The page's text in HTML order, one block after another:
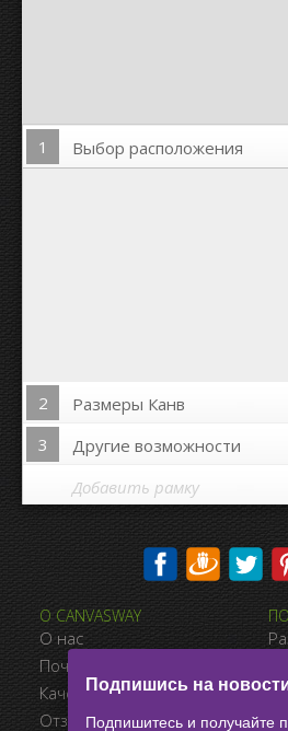
Загрузить
1 Выбор расположения
2
Размеры Канв
3
Другие возможности
Печать на сторонах
Расстояние между
Расстояние до
Добавить рамку
О CANVASWAY
О нас
Почему CanvasWay.com
Качество Продукта
Отзывы Клиентов
Подпишись на
Подпишитесь и получайте